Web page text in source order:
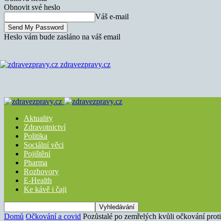
Obnovit své heslo
Váš e-mail
Heslo vám bude zasláno na váš email
zdravezpravy.cz
Aktuality
Zdravotnictví
Politika
Sociální věci
Pojištění
Pharma
Rozhovory
E-Health
Ke kávě i čaji
Domů Očkování a covid Pozůstalé po zemřelých kvůli očkování